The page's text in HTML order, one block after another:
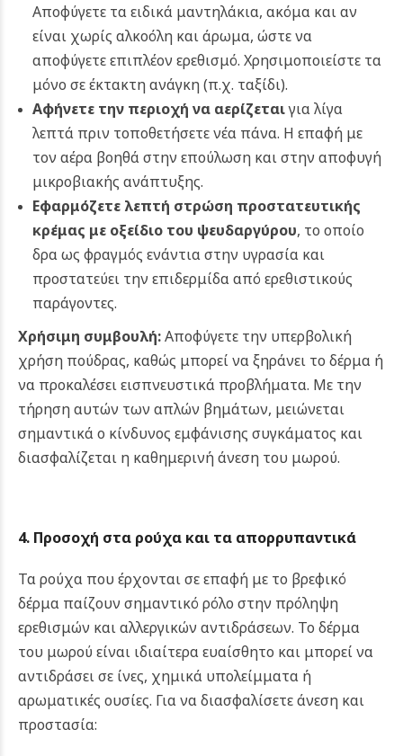
Αποφύγετε τα ειδικά μαντηλάκια, ακόμα και αν
είναι χωρίς αλκοόλη και άρωμα, ώστε να
αποφύγετε επιπλέον ερεθισμό. Χρησιμοποιείστε τα
μόνο σε έκτακτη ανάγκη (π.χ. ταξίδι).
Αφήνετε την περιοχή να αερίζεταιγια λίγα
λεπτά πριν τοποθετήσετε νέα πάνα. Η επαφή με
τον αέρα βοηθά στην επούλωση και στην αποφυγή
μικροβιακής ανάπτυξης.
Εφαρμόζετε λεπτή στρώση προστατευτικής
κρέμας με οξείδιο του ψευδαργύρου, το οποίο
δρα ως φραγμός ενάντια στην υγρασία και
προστατεύει την επιδερμίδα από ερεθιστικούς
παράγοντες.
Χρήσιμη συμβουλή:Αποφύγετε την υπερβολική
χρήση πούδρας, καθώς μπορεί να ξηράνει το δέρμα ή
να προκαλέσει εισπνευστικά προβλήματα. Με την
τήρηση αυτών των απλών βημάτων, μειώνεται
σημαντικά ο κίνδυνος εμφάνισης συγκάματος και
διασφαλίζεται η καθημερινή άνεση του μωρού.
4. Προσοχή στα ρούχα και τα απορρυπαντικά
Τα ρούχα που έρχονται σε επαφή με το βρεφικό
δέρμα παίζουν σημαντικό ρόλο στην πρόληψη
ερεθισμών και αλλεργικών αντιδράσεων. Το δέρμα
του μωρού είναι ιδιαίτερα ευαίσθητο και μπορεί να
αντιδράσει σε ίνες, χημικά υπολείμματα ή
αρωματικές ουσίες. Για να διασφαλίσετε άνεση και
προστασία: